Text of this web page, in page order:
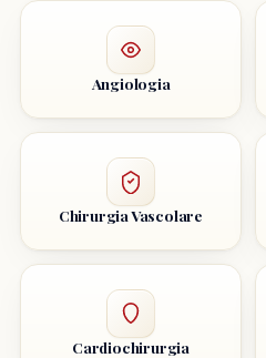
Angiologia
Chirurgia Vascolare
Cardiochirurgia